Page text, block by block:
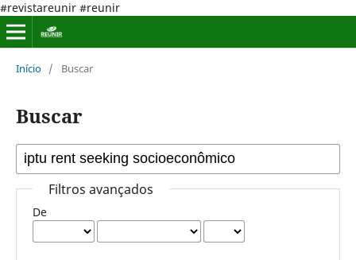
#revistareunir #reunir
Início / Buscar
Buscar
Filtros avançados
De